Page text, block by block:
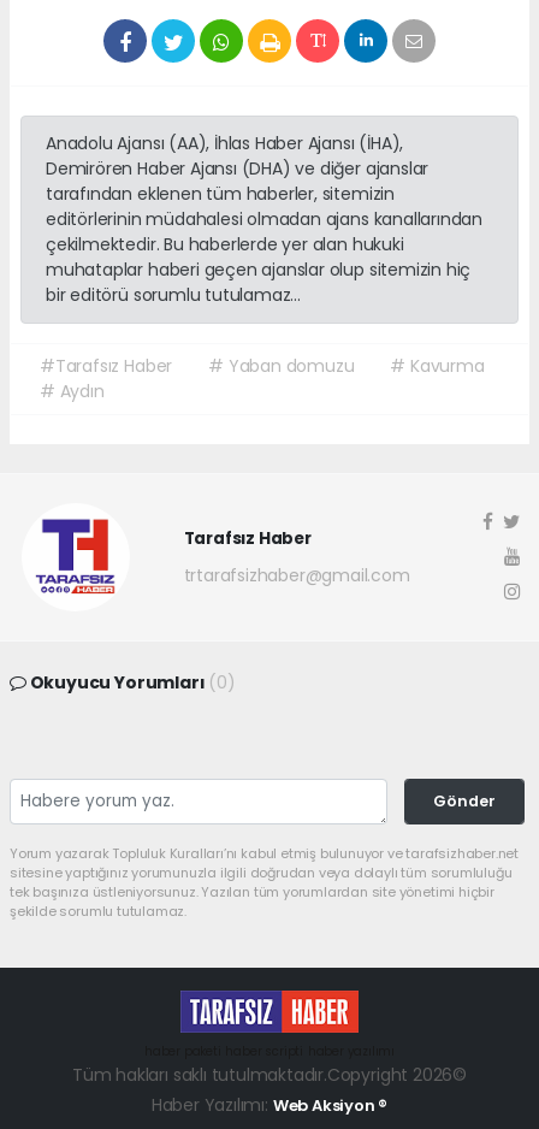
Anadolu Ajansı (AA), İhlas Haber Ajansı (İHA),
Demirören Haber Ajansı (DHA) ve diğer ajanslar
tarafından eklenen tüm haberler, sitemizin
editörlerinin müdahalesi olmadan ajans kanallarından
çekilmektedir. Bu haberlerde yer alan hukuki
muhataplar haberi geçen ajanslar olup sitemizin hiç
bir editörü sorumlu tutulamaz...
#Tarafsız Haber # Yaban domuzu
# Kavurma
# Aydın
Tarafsız Haber
trtarafsizhaber@gmail.com
Okuyucu Yorumları (0)
Gönder
Yorum yazarak Topluluk Kuralları’nı kabul etmiş bulunuyor ve tarafsizhaber.net
sitesine yaptığınız yorumunuzla ilgili doğrudan veya dolaylı tüm sorumluluğu
tek başınıza üstleniyorsunuz. Yazılan tüm yorumlardan site yönetimi hiçbir
şekilde sorumlu tutulamaz.
Tüm hakları saklı tutulmaktadır.Copyright 2026©
Haber Yazılımı: Web Aksiyon ®